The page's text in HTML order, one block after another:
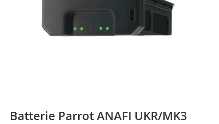
Batterie Parrot ANAFI UKR/MK3